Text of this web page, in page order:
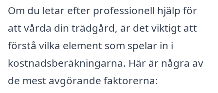
Om du letar efter professionell hjälp för
att vårda din trädgård, är det viktigt att
förstå vilka element som spelar in i
kostnadsberäkningarna. Här är några av
de mest avgörande faktorerna: